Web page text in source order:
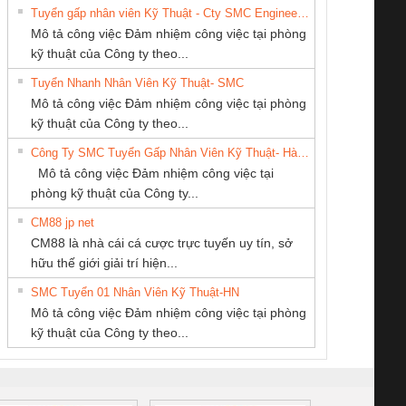
Le An Toàn
Contact
– PSR-
SCP-
FSP/2X1/1X2
sát chuỗi
tấm pin
16I+
(2502520000)
Bộ giám sát chuỗi
tấm pin
TRANSCLINIC 16I+
1K5 L (2433950000)
Bộ giám sát dòng
TRANSCLINIC 16I+
(2008130000)
Bộ chỉnh lưu nguồn
điện TRANSCLINIC
BKE 1K5.4
(7791400879)2. Giá
Nẹp nhôm chống
trơn Đà Nẵng
CÔNG TY TNHH
KINH DOANH
DỊCH VỤ XNK
PHƯƠNG NAM
Tan Dong Cang
company LTD
Công Ty TNHH
Quốc Thịnh
CÔNG TY CP TỰ
ĐỘNG TIẾN
HƯNG
TM-DV DAI DONG
THANH
THIẾT BỊ CÔNG
NAM
Tuyển gấp nhân viên Kỹ Thuật - Cty SMC Engineering
Mô tả công việc Đảm nhiệm công việc tại phòng
kỹ thuật của Công ty theo...
Tuyển Nhanh Nhân Viên Kỹ Thuật- SMC
Mô tả công việc Đảm nhiệm công việc tại phòng
kỹ thuật của Công ty theo...
Công Ty SMC Tuyển Gấp Nhân Viên Kỹ Thuật- Hà Nội
Mô tả công việc Đảm nhiệm công việc tại
phòng kỹ thuật của Công ty...
CM88 jp net
CM88 là nhà cái cá cược trực tuyến uy tín, sở
hữu thế giới giải trí hiện...
SMC Tuyển 01 Nhân Viên Kỹ Thuật-HN
Mô tả công việc Đảm nhiệm công việc tại phòng
kỹ thuật của Công ty theo...